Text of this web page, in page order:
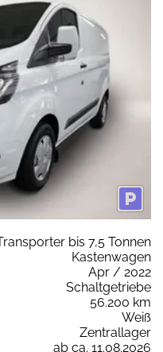
bis 7,5 Tonnen
Kastenwagen
Apr / 2022
Schaltgetriebe
56.200 km
Weiß
Zentrallager
ab ca. 11.08.2026